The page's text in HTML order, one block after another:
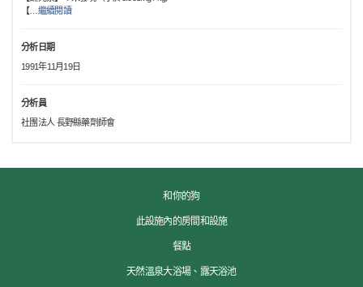
【
繼續閱讀
分析日期
1991年11月19日
分析員
社團法人 長野縣藥劑師會
和你的狗
此設施內的房間和設施
餐點
天然溫泉大浴場、露天浴池